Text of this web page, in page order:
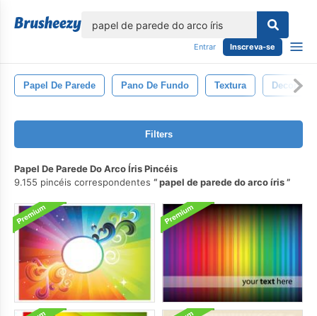
Entrar Inscreva-se
Papel De Parede Pano De Fundo Textura Decoração
Filters
Papel De Parede Do Arco Íris Pincéis
9.155 pincéis correspondentes
papel de parede do arco íris